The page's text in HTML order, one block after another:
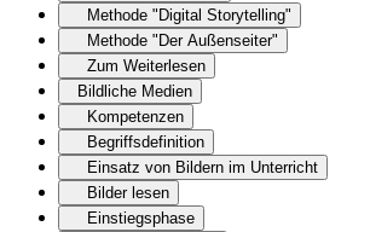
Methode "Digital Storytelling"
Methode "Der Außenseiter"
Zum Weiterlesen
Bildliche Medien
Kompetenzen
Begriffsdefinition
Einsatz von Bildern im Unterricht
Bilder lesen
Einstiegsphase